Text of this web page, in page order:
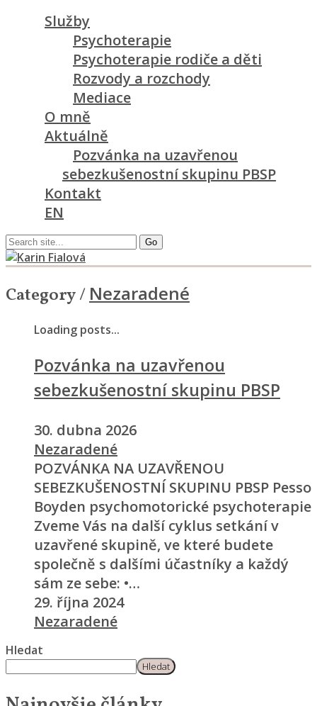
Služby
Psychoterapie
Psychoterapie rodiče a děti
Rozvody a rozchody
Mediace
O mně
Aktuálně
Pozvánka na uzavřenou
sebezkušenostní skupinu PBSP
Kontakt
EN
Category / Nezaradené
Loading posts...
Pozvánka na uzavřenou
sebezkušenostní skupinu PBSP
30. dubna 2026
Nezaradené
POZVÁNKA NA UZAVŘENOU
SEBEZKUŠENOSTNÍ SKUPINU PBSP Pesso
Boyden psychomotorické psychoterapie
Zveme Vás na další cyklus setkání v
uzavřené skupině, ve které budete
společně s dalšími účastníky a každý
sám ze sebe: •…
29. října 2024
Nezaradené
Hledat
Hledat